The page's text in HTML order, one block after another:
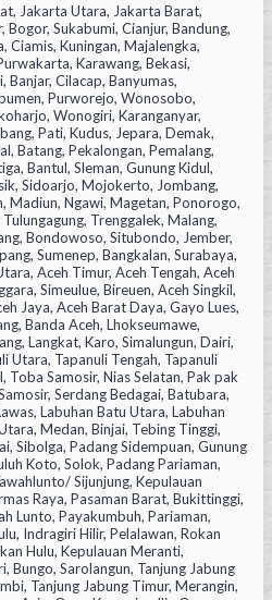
Jakarta Utara, Jakarta Barat,
Sukabumi, Cianjur, Bandung,
Ciamis, Kuningan, Majalengka,
Karawang, Bekasi,
Banjar, Cilacap, Banyumas,
Purworejo, Wonosobo,
Wonogiri, Karanganyar,
Pati, Kudus, Jepara, Demak,
Batang, Pekalongan, Pemalang,
Bantul, Sleman, Gunung Kidul,
Sidoarjo, Mojokerto, Jombang,
Madiun, Ngawi, Magetan, Ponorogo,
Trenggalek, Malang,
Bondowoso, Situbondo, Jember,
Sumenep, Bangkalan, Surabaya,
Aceh Timur, Aceh Tengah, Aceh
Simeulue, Bireuen, Aceh Singkil,
Jaya, Aceh Barat Daya, Gayo Lues,
Banda Aceh, Lhokseumawe,
Langkat, Karo, Simalungun, Dairi,
Utara, Tapanuli Tengah, Tapanuli
Toba Samosir, Nias Selatan, Pak pak
Serdang Bedagai, Batubara,
Labuhan Batu Utara, Labuhan
Medan, Binjai, Tebing Tinggi,
Sibolga, Padang Sidempuan, Gunung
Koto, Solok, Padang Pariaman,
Sijunjung, Kepulauan
Raya, Pasaman Barat, Bukittinggi,
Lunto, Payakumbuh, Pariaman,
Indragiri Hilir, Pelalawan, Rokan
Hulu, Kepulauan Meranti,
Bungo, Sarolangun, Tanjung Jabung
Tanjung Jabung Timur, Merangin,